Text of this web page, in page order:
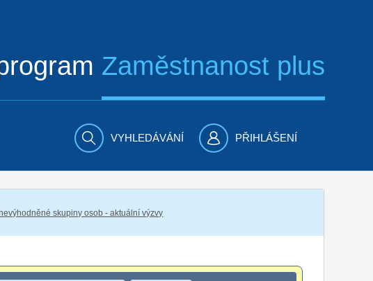
Zaměstnanost plus
VYHLEDÁVÁNÍ PŘIHLÁŠENÍ
skupiny osob - aktuální výzvy